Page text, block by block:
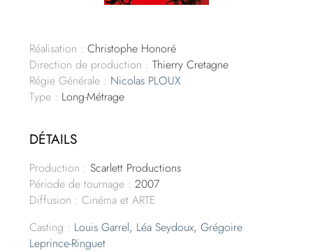
Réalisation : Christophe Honoré
Direction de production : Thierry Cretagne
Régie Générale : Nicolas PLOUX
Type : Long-Métrage
DÉTAILS
Production : Scarlett Productions
Période de tournage : 2007
Diffusion : Cinéma et ARTE
Casting : Louis Garrel, Léa Seydoux,Grégoire
Leprince-Ringuet